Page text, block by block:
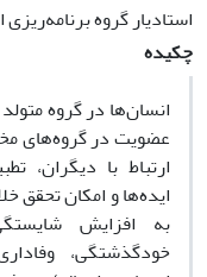
استادیار گروه
چکیده
انسان‌ها در گروه
ارتباط با دیگران،
ایده‌ها و امکان تحقق
به افزایش
خودگذشتگی،